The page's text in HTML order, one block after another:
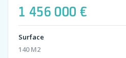
1 456 000 €
Surface
140 M2